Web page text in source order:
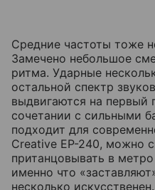
Средние частоты тоже
Замечено небольшое
ритма. Ударные
остальной спектр
выдвигаются на первый
сочетании с сильными
подходит для
Creative EP-240, можно
пританцовывать в
именно что
несколько искусственен.